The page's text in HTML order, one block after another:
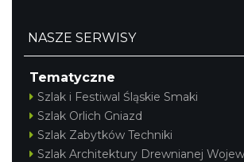
NASZE SERWISY
Tematyczne
Szlak i Festiwal Śląskie Smaki
Szlak Orlich Gniazd
Szlak Zabytków Techniki
Szlak Architektury Drewnianej